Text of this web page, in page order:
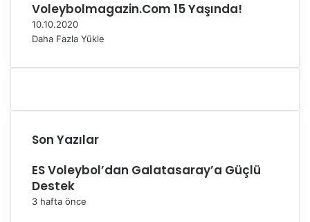
Voleybolmagazin.Com 15 Yaşında!
10.10.2020
Daha Fazla Yükle
Son Yazılar
ES Voleybol’dan Galatasaray’a Güçlü
Destek
3 hafta önce